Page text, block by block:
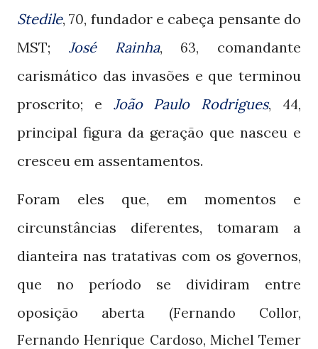
Stedile,70, fundador e cabeça pensante do
MST; José Rainha, 63, comandante
carismático das invasões e que terminou
proscrito; e João Paulo Rodrigues, 44,
principal figura da geração que nasceu e
cresceu em assentamentos.
Foram eles que, em momentos e
circunstâncias diferentes, tomaram a
dianteira nas tratativas com os governos,
que no período se dividiram entre
oposição aberta (Fernando Collor,
Fernando Henrique Cardoso, Michel Temer